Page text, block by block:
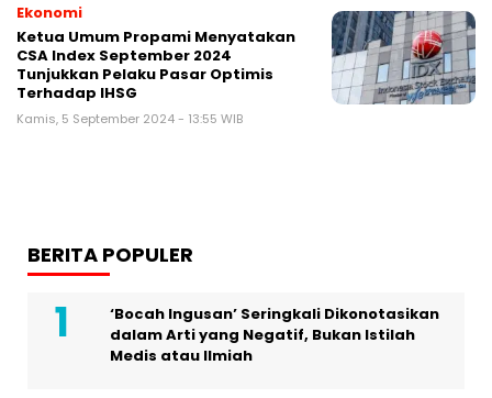
Ekonomi
Ketua Umum Propami Menyatakan
CSA Index September 2024
Tunjukkan Pelaku Pasar Optimis
Terhadap IHSG
Kamis, 5 September 2024 - 13:55 WIB
BERITA POPULER
‘Bocah Ingusan’ Seringkali Dikonotasikan
dalam Arti yang Negatif, Bukan Istilah
Medis atau Ilmiah